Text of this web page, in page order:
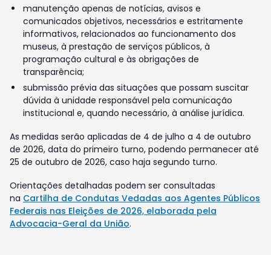
manutenção apenas de notícias, avisos e
comunicados objetivos, necessários e estritamente
informativos, relacionados ao funcionamento dos
museus, à prestação de serviços públicos, à
programação cultural e às obrigações de
transparência;
submissão prévia das situações que possam suscitar
dúvida à unidade responsável pela comunicação
institucional e, quando necessário, à análise jurídica.
As medidas serão aplicadas de 4 de julho a 4 de outubro
de 2026, data do primeiro turno, podendo permanecer até
25 de outubro de 2026, caso haja segundo turno.
Orientações detalhadas podem ser consultadas
na Cartilha de Condutas Vedadas aos Agentes Públicos
Federais nas Eleições de 2026, elaborada pela
Advocacia-Geral da União.